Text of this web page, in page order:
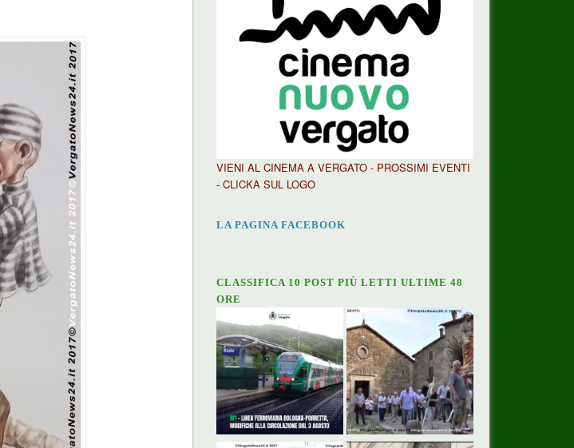
VIENI AL CINEMA A VERGATO - PROSSIMI EVENTI
- CLICKA SUL LOGO
LA PAGINA FACEBOOK
CLASSIFICA 10 POST PIÙ LETTI ULTIME 48
ORE